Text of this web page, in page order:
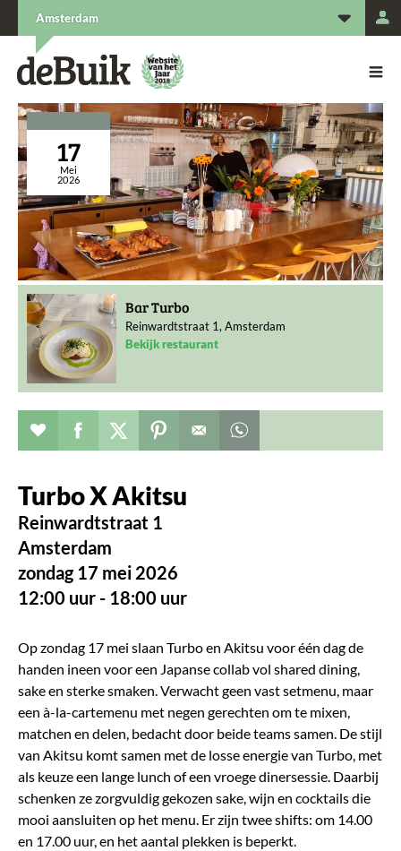
17
Mei
2026
Bar Turbo
Reinwardtstraat 1, Amsterdam
Bekijk restaurant
Evenement toevoegen aan favorieten
Deel dit op facebook
Deel dit op twitter
Deel dit op pinterest
Turbo X Akitsu
Reinwardtstraat 1
Amsterdam
zondag 17 mei 2026
12:00 uur - 18:00 uur
Op zondag 17 mei slaan Turbo en Akitsu voor één dag de
handen ineen voor een Japanse collab vol shared dining,
sake en sterke smaken. Verwacht geen vast setmenu, maar
een à-la-cartemenu met negen gerechten om te mixen,
matchen en delen, bedacht door beide teams samen. De stijl
van Akitsu komt samen met de losse energie van Turbo, met
als keuze een lange lunch of een vroege dinersessie. Daarbij
schenken ze zorgvuldig gekozen sake, wijn en cocktails die
mooi aansluiten op het menu. Er zijn twee shifts: om 14.00
en 17.00 uur, en het aantal plekken is beperkt.
Amsterdam
De Buik van {city: city}
De Buik